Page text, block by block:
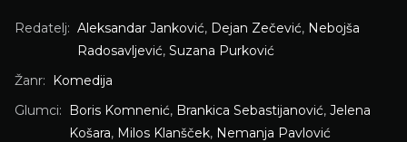
Redatelj: Aleksandar Janković, Dejan Zečević, Nebojša
Radosavljević, Suzana Purković
Žanr:
Komedija
Glumci:
Boris Komnenić, Brankica Sebastijanović, Jelena
Košara, Milos Klanšček, Nemanja Pavlović